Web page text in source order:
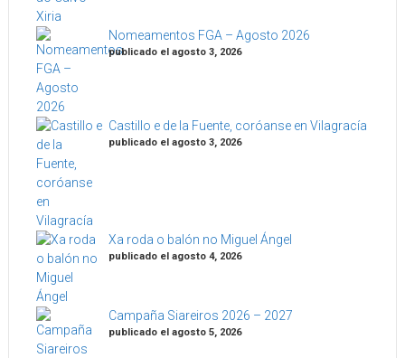
Nomeamentos FGA – Agosto 2026
publicado el agosto 3, 2026
Castillo e de la Fuente, coróanse en Vilagracía
publicado el agosto 3, 2026
Xa roda o balón no Miguel Ángel
publicado el agosto 4, 2026
Campaña Siareiros 2026 – 2027
publicado el agosto 5, 2026